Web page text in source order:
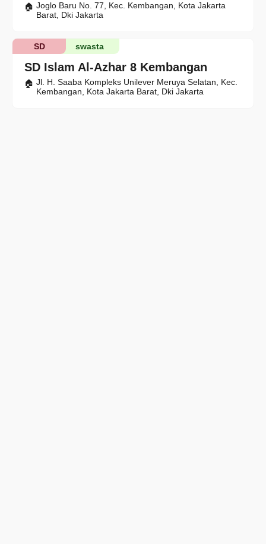
Joglo Baru No. 77, Kec. Kembangan, Kota Jakarta
Barat, Dki Jakarta
SD Islam Al-Azhar 8 Kembangan
swasta
SD
Jl. H. Saaba Kompleks Unilever Meruya Selatan, Kec.
Kembangan, Kota Jakarta Barat, Dki Jakarta